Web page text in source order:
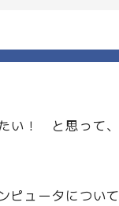
い！ と思って
ピュータについ